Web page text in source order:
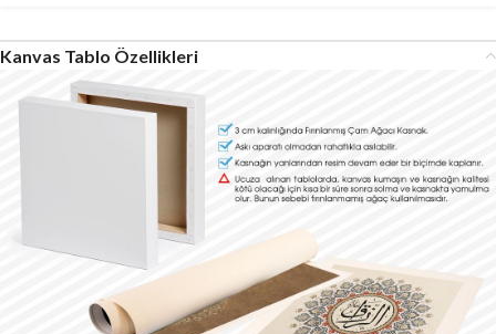
Kanvas Tablo Özellikleri